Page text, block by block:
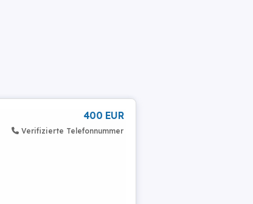
400 EUR
Verifizierte Telefonnummer